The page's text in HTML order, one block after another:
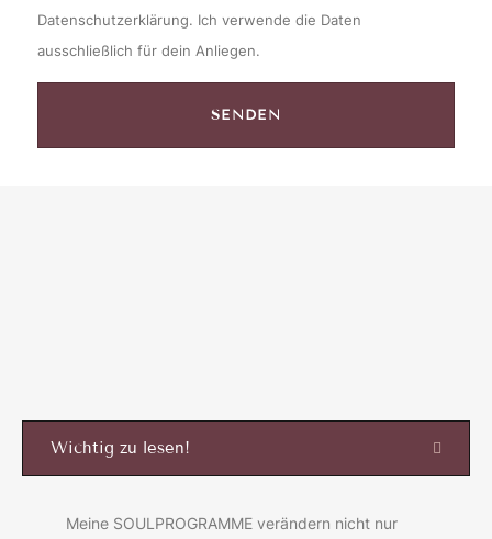
Datenschutzerklärung. Ich verwende die Daten
ausschließlich für dein Anliegen.
SENDEN
Wichtig zu lesen!
Meine SOULPROGRAMME verändern nicht nur